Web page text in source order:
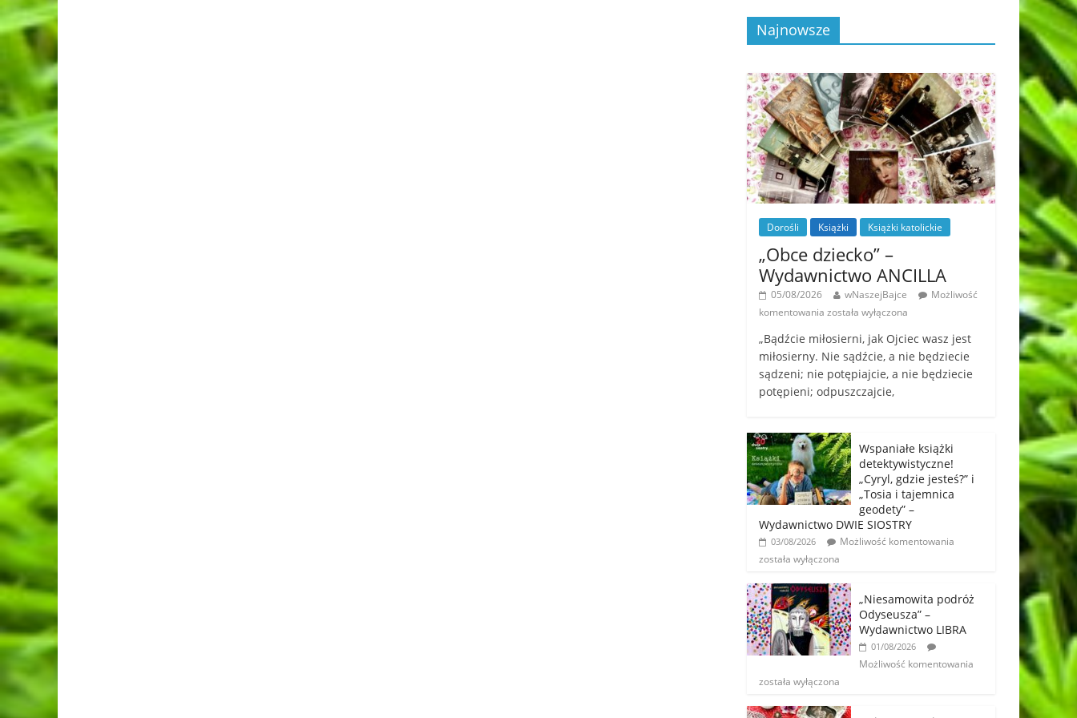
Najnowsze
Dorośli Książki Książki katolickie
„Obce dziecko” –
Wydawnictwo ANCILLA
05/08/2026 wNaszejBajce
Możliwość
komentowania została wyłączona
„Bądźcie miłosierni, jak Ojciec wasz jest
miłosierny. Nie sądźcie, a nie będziecie
sądzeni; nie potępiajcie, a nie będziecie
potępieni; odpuszczajcie,
Wspaniałe książki
detektywistyczne!
„Cyryl, gdzie jesteś?” i
„Tosia i tajemnica
geodety” –
Wydawnictwo DWIE SIOSTRY
03/08/2026
Możliwość komentowania
została wyłączona
„Niesamowita podróż
Odyseusza” –
Wydawnictwo LIBRA
01/08/2026
Możliwość komentowania
została wyłączona